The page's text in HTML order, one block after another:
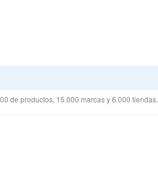
de productos, 15.000 marcas y 6.000 tiendas.